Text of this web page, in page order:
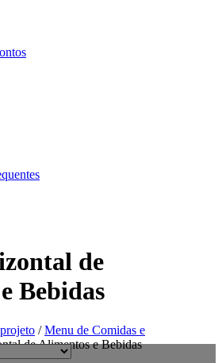
de
Bebidas
/Menu de Comidas e
de Alimentos e Bebidas